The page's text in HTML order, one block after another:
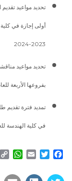
تحديد مواعيد
أولى إجازة في كلية
2023-2024
تحديد مواعيد
بفروعها الأربعة للعام 2023 الدورة
تمديد فترة تقديم
في كلية الهندسة للعام
Facebook
Twitter
Email